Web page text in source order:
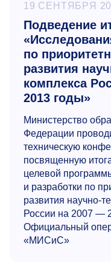
19 СЕНТЯБРЯ
Подведение
по
развития
комплекса
2013 годы»
Министерство
Федерации
техническую
посвященную
целевой
и разработки по
развития научно-
России на 2007 —
Официальный
«МИСиС»